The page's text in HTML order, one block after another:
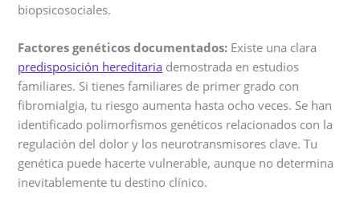
biopsicosociales.
Factores genéticos documentados: Existe una clara
predisposición hereditaria demostrada en estudios
familiares. Si tienes familiares de primer grado con
fibromialgia, tu riesgo aumenta hasta ocho veces. Se han
identificado polimorfismos genéticos relacionados con la
regulación del dolor y los neurotransmisores clave. Tu
genética puede hacerte vulnerable, aunque no determina
inevitablemente tu destino clínico.